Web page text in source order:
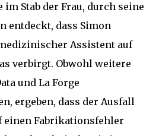
im Stab der Frau, durch seine
entdeckt, dass Simon
Assistent auf
verbirgt. Obwohl weitere
und La Forge
ergeben, dass der Ausfall
einen Fabrikationsfehler